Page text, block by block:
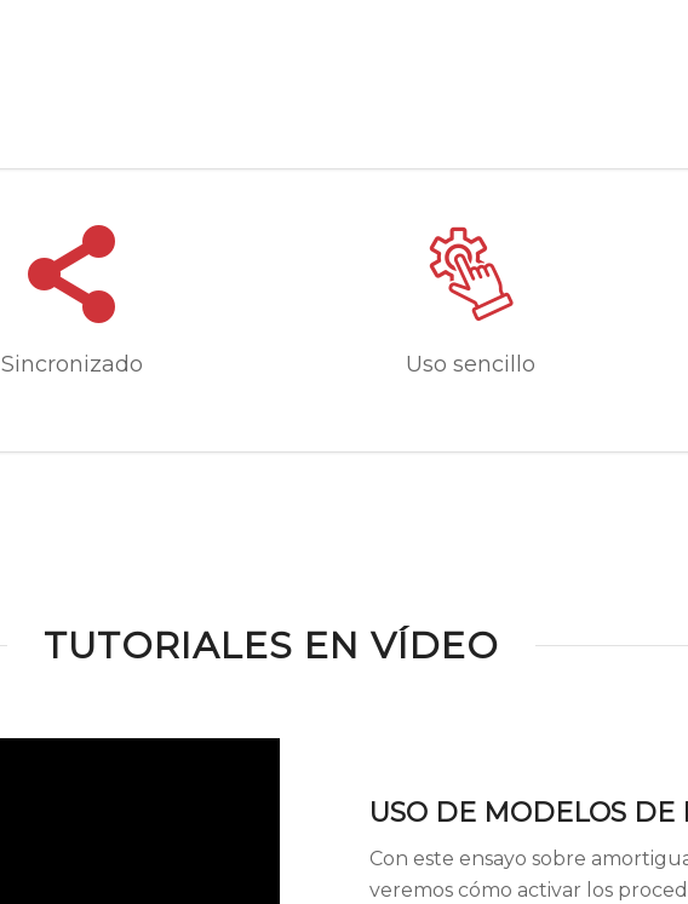
Sincronizado Uso sencillo
TUTORIALES EN VÍDEO
USO DE MODELOS DE
Con este ensayo sobre
veremos cómo activar los